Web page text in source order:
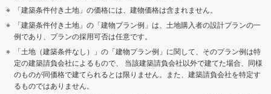
「建築条件付き土地」の価格には、建物価格は含まれません。
「建築条件付き土地」の「建物プラン例」は、土地購入者の設計プランの一
例であり、プランの採用可否は任意です。
「土地（建築条件なし）」の「建物プラン例」に関して、そのプラン例は特
定の建築請負会社によるもので、 当該建築請負会社以外で建てた場合、同様
のものが同価格で建てられるとは限りません。また、建築請負会社を特定す
るものではありません。